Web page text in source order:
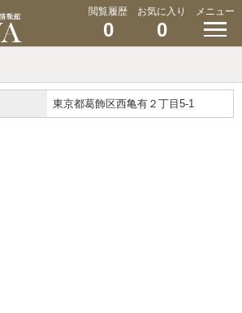
閲覧履歴
0
お気に入り
0
メニュー
東京都葛飾区西亀有２丁目5-1